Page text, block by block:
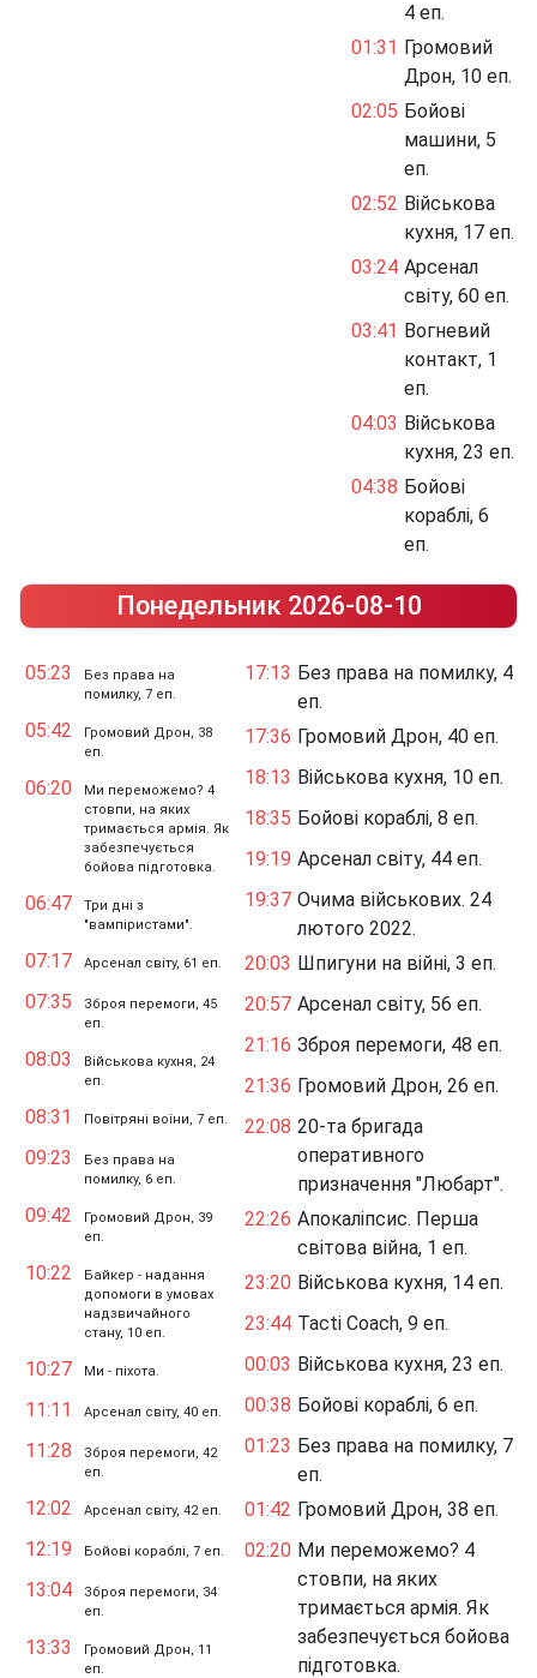
4 еп.
01:31 Громовий
Дрон, 10 еп.
02:05 Бойові
машини, 5
еп.
02:52 Військова
кухня, 17 еп.
03:24 Арсенал
світу, 60 еп.
03:41 Вогневий
контакт, 1
еп.
04:03 Військова
кухня, 23 еп.
04:38 Бойові
кораблі, 6
еп.
Понедельник 2026-08-10
05:23
Без права на
помилку, 7 еп.
05:42
Громовий Дрон, 38
еп.
06:20
Ми переможемо? 4
стовпи, на яких
тримається армія. Як
забезпечується
бойова підготовка.
06:47
Три дні з
"вампіристами".
07:17 Арсенал світу, 61 еп.
07:35
Зброя перемоги, 45
еп.
08:03
Військова кухня, 24
еп.
08:31 Повітряні воїни, 7 еп.
09:23
Без права на
помилку, 6 еп.
09:42
Громовий Дрон, 39
еп.
10:22
Байкер - надання
допомоги в умовах
надзвичайного
стану, 10 еп.
10:27 Ми - піхота.
11:11 Арсенал світу, 40 еп.
11:28
Зброя перемоги, 42
еп.
12:02 Арсенал світу, 42 еп.
12:19 Бойові кораблі, 7 еп.
13:04
Зброя перемоги, 34
еп.
13:33
Громовий Дрон, 11
еп.
17:13 Без права на помилку, 4
еп.
17:36 Громовий Дрон, 40 еп.
18:13 Військова кухня, 10 еп.
18:35 Бойові кораблі, 8 еп.
19:19 Арсенал світу, 44 еп.
19:37 Очима військових. 24
лютого 2022.
20:03 Шпигуни на війні, 3 еп.
20:57 Арсенал світу, 56 еп.
21:16 Зброя перемоги, 48 еп.
21:36 Громовий Дрон, 26 еп.
22:08 20-та бригада
оперативного
призначення "Любарт".
22:26 Апокаліпсис. Перша
світова війна, 1 еп.
23:20 Військова кухня, 14 еп.
23:44 Tacti Coach, 9 еп.
00:03 Військова кухня, 23 еп.
00:38 Бойові кораблі, 6 еп.
01:23 Без права на помилку, 7
еп.
01:42 Громовий Дрон, 38 еп.
02:20 Ми переможемо? 4
стовпи, на яких
тримається армія. Як
забезпечується бойова
підготовка.